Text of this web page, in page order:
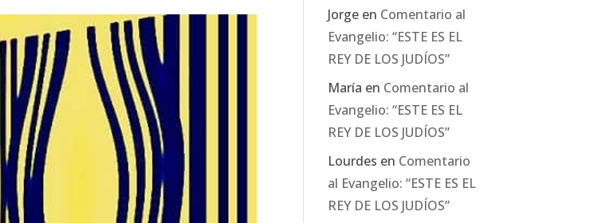
Jorge en Comentario al
Evangelio: “ESTE ES EL
REY DE LOS JUDÍOS”
María en Comentario al
Evangelio: “ESTE ES EL
REY DE LOS JUDÍOS”
Lourdes en Comentario
al Evangelio: “ESTE ES EL
REY DE LOS JUDÍOS”